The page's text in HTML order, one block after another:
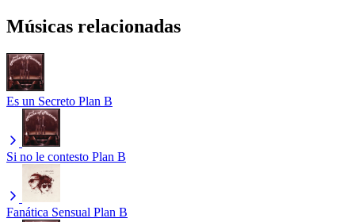
Músicas relacionadas
Es un Secreto Plan B
Si no le contesto Plan B
Fanática Sensual Plan B